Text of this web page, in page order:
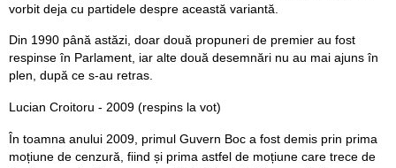
vorbit deja cu partidele despre această variantă.
Din 1990 până astăzi, doar două propuneri de premier au fost
respinse în Parlament, iar alte două desemnări nu au mai ajuns în
plen, după ce s-au retras.
Lucian Croitoru - 2009 (respins la vot)
În toamna anului 2009, primul Guvern Boc a fost demis prin prima
moțiune de cenzură, fiind și prima astfel de moțiune care trece de